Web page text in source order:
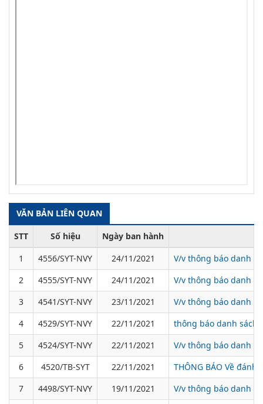
VĂN BẢN LIÊN QUAN
STT Số hiệu
Ngày ban hành
1
4556/SYT-NVY 24/11/2021
V/v thông báo danh
2
4555/SYT-NVY 24/11/2021
V/v thông báo danh
3
4541/SYT-NVY 23/11/2021
V/v thông báo danh
4
4529/SYT-NVY 22/11/2021
thông báo danh sách
5
4524/SYT-NVY 22/11/2021
V/v thông báo danh
6
4520/TB-SYT 22/11/2021
THÔNG BÁO Về
7
4498/SYT-NVY 19/11/2021 V/v thông báo danh